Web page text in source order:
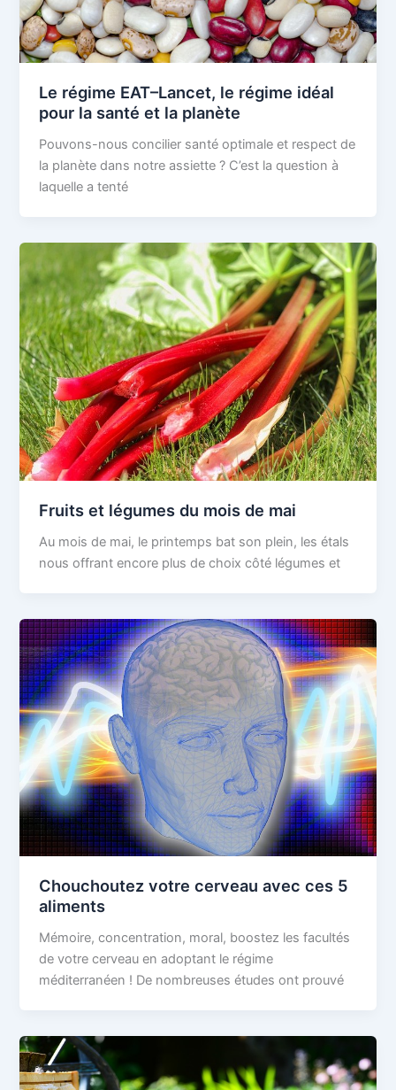
Le régime EAT–Lancet, le régime idéal
pour la santé et la planète
Pouvons-nous concilier santé optimale et respect de
la planète dans notre assiette ? C’est la question à
laquelle a tenté
Fruits et légumes du mois de mai
Au mois de mai, le printemps bat son plein, les étals
nous offrant encore plus de choix côté légumes et
Chouchoutez votre cerveau avec ces 5
aliments
Mémoire, concentration, moral, boostez les facultés
de votre cerveau en adoptant le régime
méditerranéen ! De nombreuses études ont prouvé